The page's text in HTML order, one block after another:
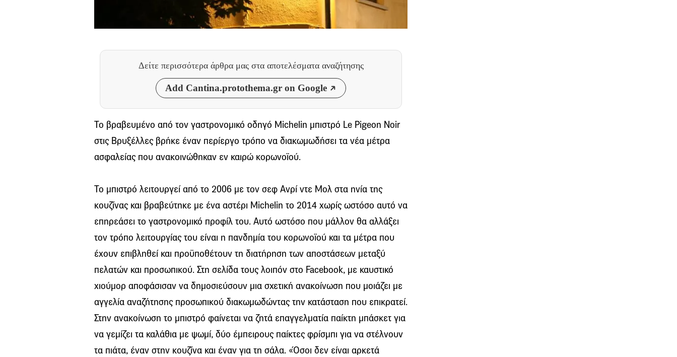
Δείτε περισσότερα άρθρα μας στα αποτελέσματα αναζήτησης
Add Cantina.protothema.gr on Google
Το βραβευμένο από τον γαστρονομικό οδηγό Michelin μπιστρό Le Pigeon Noir
στις Βρυξέλλες βρήκε έναν περίεργο τρόπο να διακωμωδήσει τα νέα μέτρα
ασφαλείας που ανακοινώθηκαν εν καιρώ κορωνοϊού.
Το μπιστρό λειτουργεί από το 2006 με τον σεφ Ανρί ντε Μολ στα ηνία της
κουζίνας και βραβεύτηκε με ένα αστέρι Michelin το 2014 χωρίς ωστόσο αυτό να
επηρεάσει το γαστρονομικό προφίλ του. Αυτό ωστόσο που μάλλον θα αλλάξει
τον τρόπο λειτουργίας του είναι η πανδημία του κορωνοϊού και τα μέτρα που
έχουν επιβληθεί και προϋποθέτουν τη διατήρηση των αποστάσεων μεταξύ
πελατών και προσωπικού. Στη σελίδα τους λοιπόν στο Facebook, με καυστικό
χιούμορ αποφάσισαν να δημοσιεύσουν μια σχετική ανακοίνωση που μοιάζει με
αγγελία αναζήτησης προσωπικού διακωμωδώντας την κατάσταση που επικρατεί.
Στην ανακοίνωση το μπιστρό φαίνεται να ζητά επαγγελματία παίκτη μπάσκετ για
να γεμίζει τα καλάθια με ψωμί, δύο έμπειρους παίκτες φρίσμπι για να στέλνουν
τα πιάτα, έναν στην κουζίνα και έναν για τη σάλα. «Όσοι δεν είναι αρκετά